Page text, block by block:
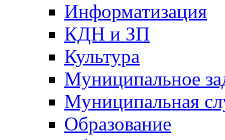
Информатизация
КДН и ЗП
Культура
Муниципальное
Муниципальная
Образование